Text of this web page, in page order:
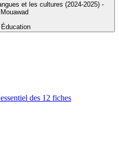
et les cultures (2024-2025) -
des 12 fiches